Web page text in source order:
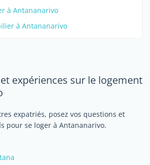
à Antananarivo
à Antananarivo
expériences sur le logement
expatriés, posez vos questions et
pour se loger à Antananarivo.